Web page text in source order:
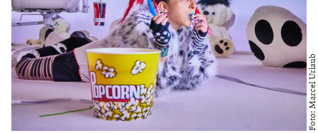
Foto: Marcel Urlaub